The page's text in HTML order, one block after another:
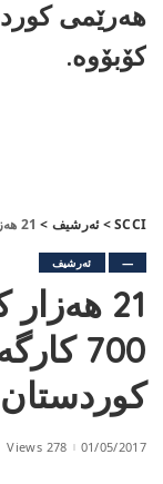
هەرێمی
کۆبۆوە.
SCCI
>ئەرشیف > 21 هه‌زار كۆمپانیاو سێ هه‌زار و 700 كارگه‌ له‌ هه‌رێمی‌ كوردستان هه‌یه‌
— ئەرشیف
21
700
01/05/2017
278 Views